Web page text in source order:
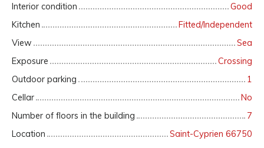
Interior condition
Good
Kitchen
Fitted/Independent
View
Sea
Exposure
Crossing
Outdoor parking
1
Cellar
No
Number of floors in the building
7
Location
Saint-Cyprien 66750